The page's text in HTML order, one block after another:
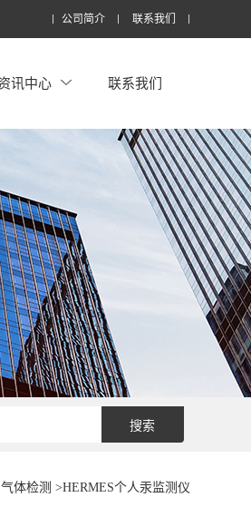
公司简介 联系我们
讯中心 联系我们
气体检测 >HERMES个人汞监测仪